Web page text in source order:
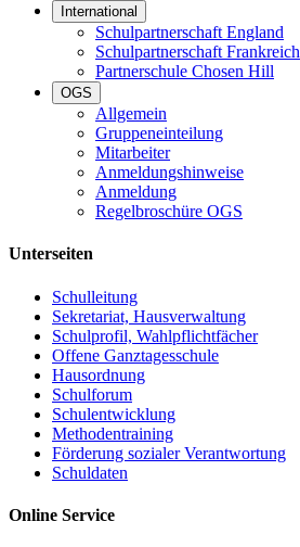
International
Schulpartnerschaft England
Schulpartnerschaft Frankreich
Partnerschule Chosen Hill
OGS
Allgemein
Gruppeneinteilung
Mitarbeiter
Anmeldungshinweise
Anmeldung
Regelbroschüre OGS
Unterseiten
Schulleitung
Sekretariat, Hausverwaltung
Schulprofil, Wahlpflichtfächer
Offene Ganztagesschule
Hausordnung
Schulforum
Schulentwicklung
Methodentraining
Förderung sozialer Verantwortung
Schuldaten
Online Service